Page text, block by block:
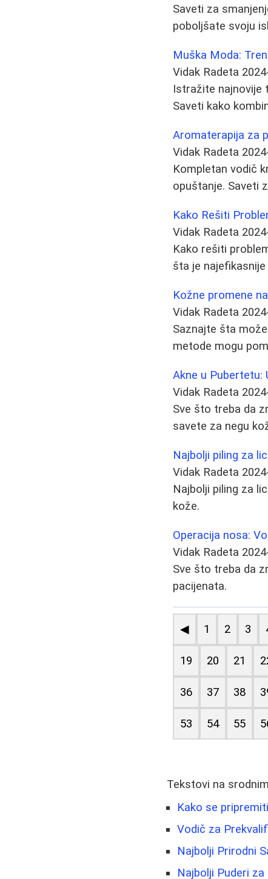
Saveti za
poboljšate svoju
Muška Moda:
Vidak Radeta
Istražite najnovije
Saveti kako
Aromaterapija za
Vidak Radeta
Kompletan vodič
opuštanje. Saveti
Kako Rešiti
Vidak Radeta
Kako rešiti
šta je
Kožne promene
Vidak Radeta
Saznajte šta
metode mogu
Akne u Pubertetu:
Vidak Radeta
Sve što treba da
savete za negu
Najbolji piling za
Vidak Radeta
Najbolji piling za
kože.
Operacija nosa:
Vidak Radeta
Sve što treba da
pacijenata.
◀ 1 2 3
19 20 21
36 37 38
53 54 55
Tekstovi na
Kako se
Vodič za
Najbolji Prirodni
Najbolji Puderi